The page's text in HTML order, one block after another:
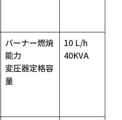
バーナー燃焼
能力
変圧器定格容
量
10 L/h
40KVA